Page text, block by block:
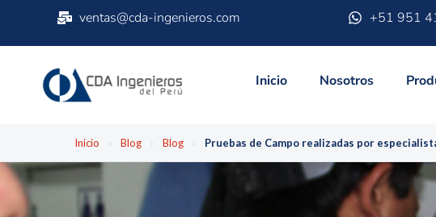
ventas@cda-ingenieros.com +51 951
Inicio Nosotros
Inicio › Blog › Blog › Pruebas de Campo realizadas por